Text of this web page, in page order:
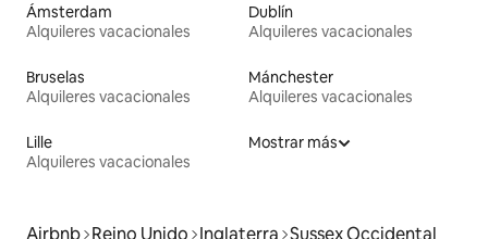
Ámsterdam
Alquileres vacacionales
Dublín
Alquileres vacacionales
Bruselas
Alquileres vacacionales
Mánchester
Alquileres vacacionales
Lille
Alquileres vacacionales
Mostrar más
Airbnb Reino Unido Inglaterra Sussex Occidental